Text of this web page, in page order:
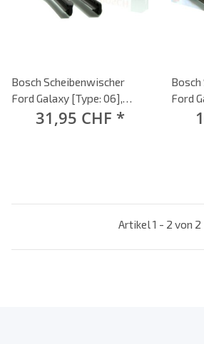
Bosch Scheibenwischer
Ford Galaxy [Type: 06],
10/2008 bis 06/2014,
AeroTwin Flachbalken-
31,95 CHF *
Ford
10/
Artikel 1 - 2 von 2